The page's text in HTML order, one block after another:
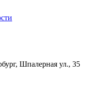
Шпалерная ул., 35